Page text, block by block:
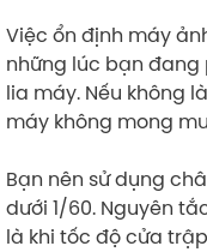
Việc ổn định máy
những lúc bạn
lia máy. Nếu không
máy không mong
Bạn nên sử dụng
dưới 1/60. Nguyên
là khi tốc độ cửa